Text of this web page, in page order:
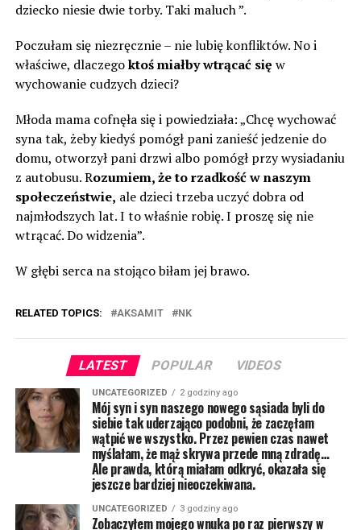
dziecko niesie dwie torby. Taki maluch ”.
Poczułam się niezręcznie – nie lubię konfliktów. No i
właściwe, dlaczegoktoś miałby wtrącać się w
wychowanie cudzych dzieci?
Młoda mama cofnęła się i powiedziała: „Chcę wychować
syna tak, żeby kiedyś pomógł pani zanieść jedzenie do
domu, otworzył pani drzwi albo pomógł przy wysiadaniu
z autobusu. Rozumiem, że to rzadkość w naszym
społeczeństwie, ale dzieci trzeba uczyć dobra od
najmłodszych lat. I to właśnie robię. I proszę się nie
wtrącać. Do widzenia”.
W głębi serca na stojąco biłam jej brawo.
RELATED TOPICS: AKSAMIT NK
LATEST POPULAR VIDEOS
UNCATEGORIZED 2 godziny ago
Mój syn i syn naszego nowego sąsiada byli do
siebie tak uderzająco podobni, że zaczęłam
wątpić we wszystko. Przez pewien czas nawet
myślałam, że mąż skrywa przede mną zdradę…
Ale prawda, którą miałam odkryć, okazała się
jeszcze bardziej nieoczekiwana.
UNCATEGORIZED 3 godziny ago
Zobaczyłem mojego wnuka po raz pierwszy w